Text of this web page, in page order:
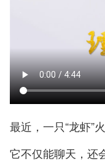
最近，一只“龙虾”火
它不仅能聊天，还